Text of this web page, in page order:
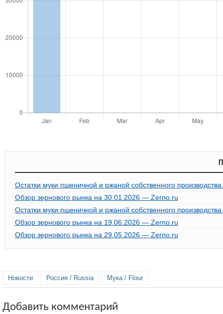
Остатки муки пшеничной и ржаной собственного
Обзор зернового рынка на 30.01.2026 — Zerno.ru
Остатки муки пшеничной и ржаной собственного производства
Обзор зернового рынка на 19.06.2026 — Zerno.ru
Обзор зернового рынка на 29.05.2026 — Zerno.ru
Новости Россия / Russia Мука / Flour
Добавить комментарий